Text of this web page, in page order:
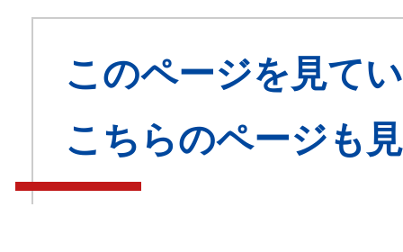
このページを見て
こちらのページも